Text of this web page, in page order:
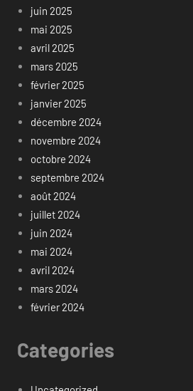
juin 2025
mai 2025
avril 2025
mars 2025
février 2025
janvier 2025
décembre 2024
novembre 2024
octobre 2024
septembre 2024
août 2024
juillet 2024
juin 2024
mai 2024
avril 2024
mars 2024
février 2024
Categories